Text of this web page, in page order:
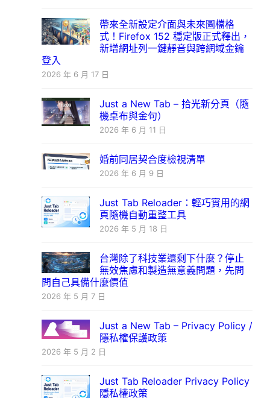
帶來全新設定介面與未來圖檔格
式！Firefox 152 穩定版正式釋出，
新增網址列一鍵靜音與跨網域金鑰
登入
2026 年 6 月 17 日
Just a New Tab – 拾光新分頁（隨
機桌布與金句）
2026 年 6 月 11 日
婚前同居契合度檢視清單
2026 年 6 月 9 日
Just Tab Reloader：輕巧實用的網
頁隨機自動重整工具
2026 年 5 月 18 日
台灣除了科技業還剩下什麼？停止
無效焦慮和製造無意義問題，先問
問自己具備什麼價值
2026 年 5 月 7 日
Just a New Tab – Privacy Policy /
隱私權保護政策
2026 年 5 月 2 日
Just Tab Reloader Privacy Policy
隱私權政策